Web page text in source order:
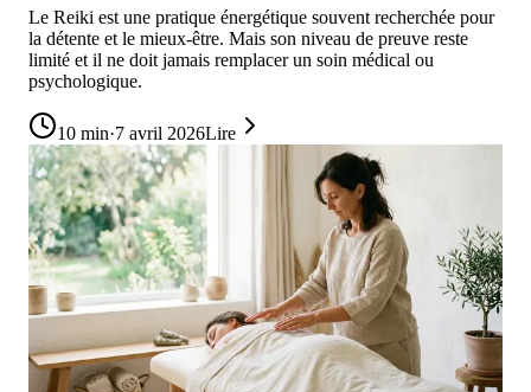
Le Reiki est une pratique énergétique souvent recherchée pour
la détente et le mieux-être. Mais son niveau de preuve reste
limité et il ne doit jamais remplacer un soin médical ou
psychologique.
10 min·7 avril 2026Lire